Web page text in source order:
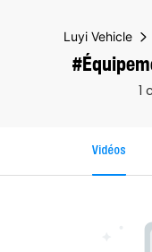
Luyi Vehicle
1
Vidéos